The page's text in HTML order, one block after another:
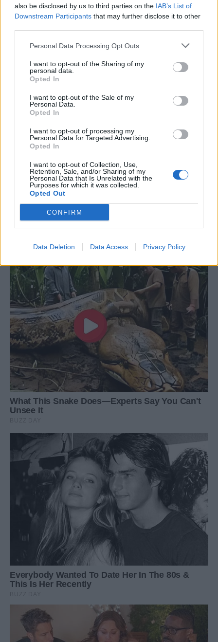
also be disclosed by us to third parties on the IAB’s List of
Downstream Participants that may further disclose it to other
Personal Data Processing Opt Outs
I want to opt-out of the Sharing of my
personal data.
Opted In
I want to opt-out of the Sale of my
Personal Data.
Opted In
I want to opt-out of processing my
Personal Data for Targeted Advertising.
Opted In
I want to opt-out of Collection, Use,
Retention, Sale, and/or Sharing of my
Personal Data that Is Unrelated with the
Purposes for which it was collected.
Opted Out
CONFIRM
Data Deletion Data Access Privacy Policy